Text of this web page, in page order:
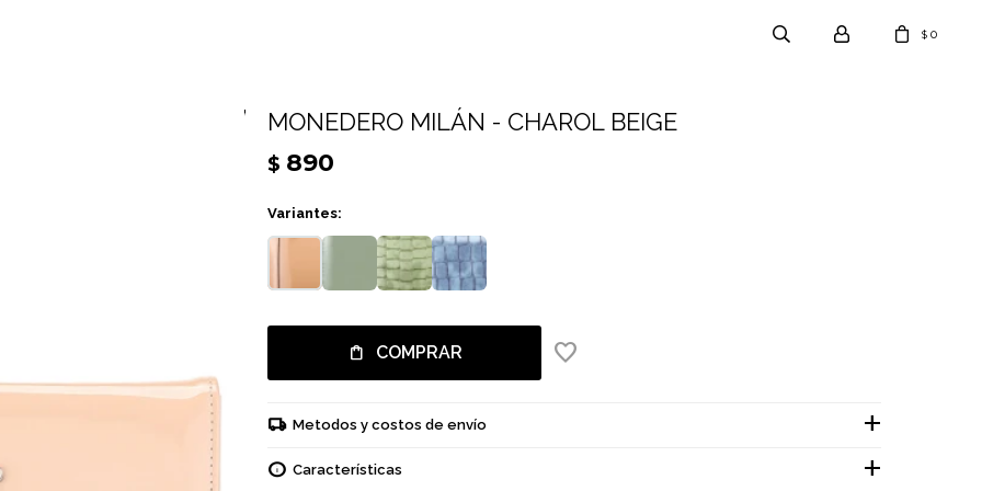
$ 0
MONEDERO MILÁN - CHAROL BEIGE
$ 890
Variantes:
COMPRAR
Metodos y costos de envío
Características